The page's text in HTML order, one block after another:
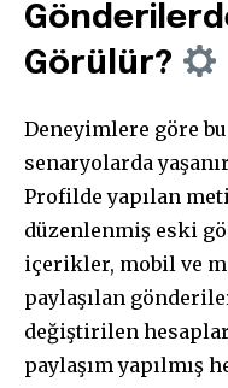
Görülür?
Deneyimlere göre
senaryolarda
Profilde yapılan
düzenlenmiş eski
içerikler, mobil ve
paylaşılan
değiştirilen
paylaşım yapılmış